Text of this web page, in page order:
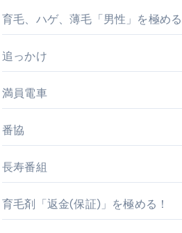
#美容 #健康 #雑学 #ナレーター
レ #美容 #健康 #雑学 #ナレータ
すめ・選び方・洗い方・Q&Aまで
たの寝室に最適解を出す快眠ガイド
足腰と体幹”を育てる選び方＆続
育毛、ハゲ、薄毛「男性」を極める
追っかけ
満員電車
番協
長寿番組
育毛剤「返金(保証)」を極める！